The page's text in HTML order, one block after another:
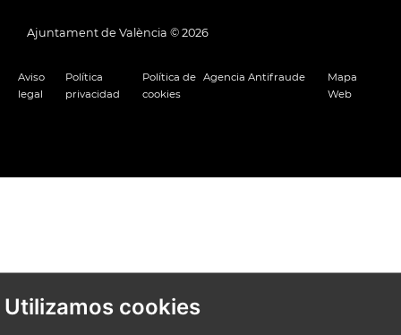
Utilizamos cookies
Ajuntament de València © 2026
Aviso
legal
Política
privacidad
Política de
cookies
Agencia Antifraude
Mapa
Web